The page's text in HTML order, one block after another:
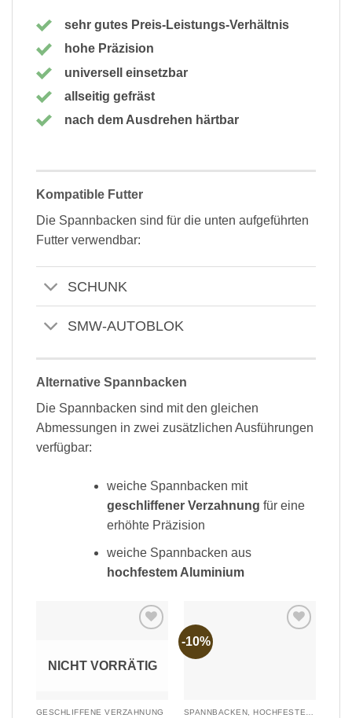
sehr gutes Preis-Leistungs-Verhältnis
hohe Präzision
universell einsetzbar
allseitig gefräst
nach dem Ausdrehen härtbar
Kompatible Futter
Die Spannbacken sind für die unten aufgeführten
Futter verwendbar:
SCHUNK
SMW-AUTOBLOK
Alternative Spannbacken
Die Spannbacken sind mit den gleichen
Abmessungen in zwei zusätzlichen Ausführungen
verfügbar:
weiche Spannbacken mit
geschliffener Verzahnung für eine
erhöhte Präzision
weiche Spannbacken aus
hochfestem Aluminium
NICHT VORRÄTIG
GESCHLIFFENE VERZAHNUNG
-10%
SPANNBACKEN, HOCHFESTES ALUMINIUM